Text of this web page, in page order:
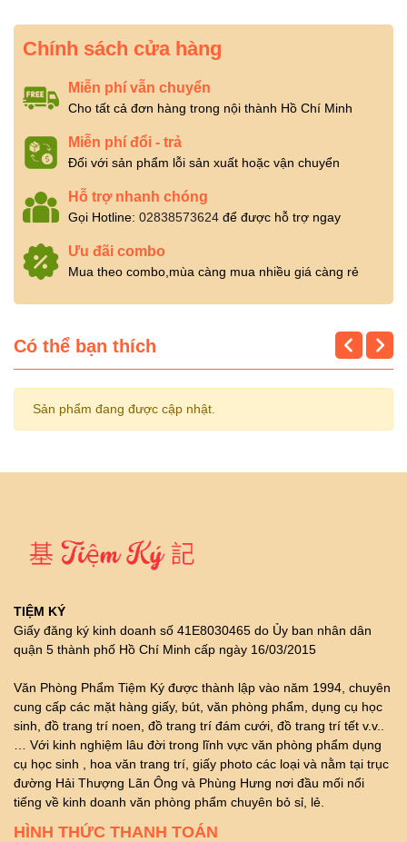
Chính sách cửa hàng
Miễn phí vẫn chuyển
Cho tất cả đơn hàng trong nội thành Hồ Chí Minh
Miễn phí đổi - trả
Đối với sản phẩm lỗi sản xuất hoặc vận chuyển
Hỗ trợ nhanh chóng
Gọi Hotline: 02838573624 để được hỗ trợ ngay
Ưu đãi combo
Mua theo combo,mùa càng mua nhiều giá càng rẻ
Có thể bạn thích
Sản phẩm đang được cập nhật.
TIỆM KÝ
Giấy đăng ký kinh doanh số 41E8030465 do Ủy ban nhân dân
quận 5 thành phố Hồ Chí Minh cấp ngày 16/03/2015
Văn Phòng Phẩm Tiệm Ký được thành lập vào năm 1994, chuyên
cung cấp các mặt hàng giấy, bút, văn phòng phẩm, dụng cụ học
sinh, đồ trang trí noen, đồ trang trí đám cưới, đồ trang trí tết v.v..
… Với kinh nghiệm lâu đời trong lĩnh vực văn phòng phẩm dụng
cụ học sinh , hoa văn trang trí, giấy photo các loại và nằm tại trục
đường Hải Thượng Lãn Ông và Phùng Hưng nơi đầu mối nổi
tiếng về kinh doanh văn phòng phẩm chuyên bỏ sỉ, lẻ.
HÌNH THỨC THANH TOÁN